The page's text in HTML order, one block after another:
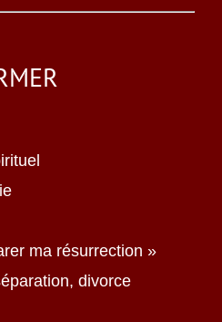
ma résurrection »
divorce